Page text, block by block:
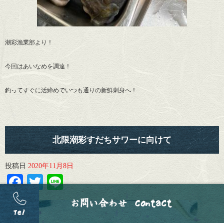
潮彩漁業部より！
今回はあいなめを調達！
釣ってすぐに活締めでいつも通りの新鮮刺身へ！
北限潮彩すだちサワーに向けて
投稿日 2020年11月8日
Facebook
Twitter
Line